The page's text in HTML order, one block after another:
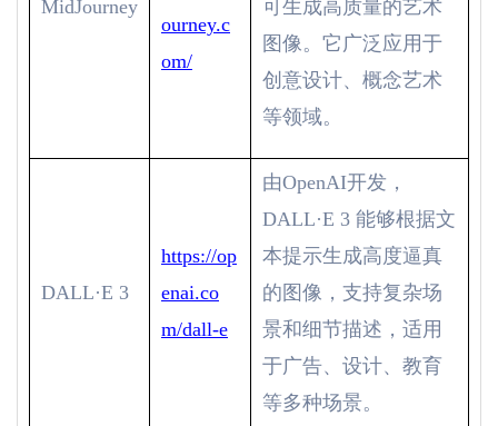
MidJourney
ourney.c
om/
可生成高质量的艺术
图像。它广泛应用于
创意设计、概念艺术
等领域。
DALL·E 3
https://op
enai.co
m/dall-e
由OpenAI开发，
DALL·E 3 能够根据文
本提示生成高度逼真
的图像，支持复杂场
景和细节描述，适用
于广告、设计、教育
等多种场景。